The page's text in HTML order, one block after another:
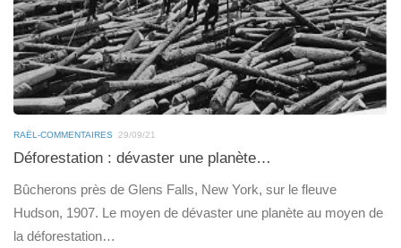
RAËL-COMMENTAIRES 29/09/21
Déforestation : dévaster une planète…
Bûcherons près de Glens Falls, New York, sur le fleuve
Hudson, 1907. Le moyen de dévaster une planète au moyen de
la déforestation…